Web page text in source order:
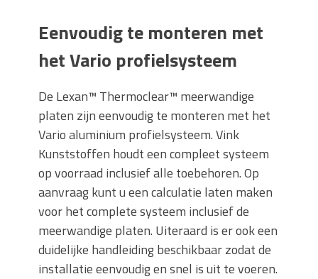
Eenvoudig te monteren met
het Vario profielsysteem
De Lexan™ Thermoclear™ meerwandige
platen zijn eenvoudig te monteren met het
Vario aluminium profielsysteem. Vink
Kunststoffen houdt een compleet systeem
op voorraad inclusief alle toebehoren. Op
aanvraag kunt u een calculatie laten maken
voor het complete systeem inclusief de
meerwandige platen. Uiteraard is er ook een
duidelijke handleiding beschikbaar zodat de
installatie eenvoudig en snel is uit te voeren.